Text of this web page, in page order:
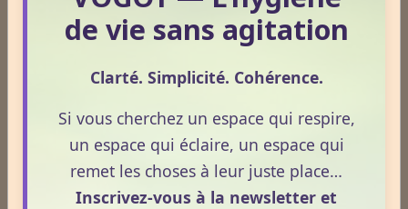
croissance.
La gemmothérapie reprend ces éléments végétaux
pour les faire macérer dans un mélange d'eau,
d'alcool et de glycérine pour obtenir ce qui sera tout
simplement appelé le « macérât glycériné ». La
de vie sans agitation
Clarté. Simplicité. Cohérence.
Si vous cherchez un espace qui respire,
un espace qui éclaire, un espace qui
remet les choses à leur juste place…
Inscrivez-vous à la newsletter et